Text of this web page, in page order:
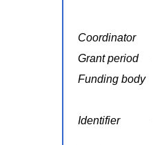
Coordinator
Grant period
Funding body
Identifier